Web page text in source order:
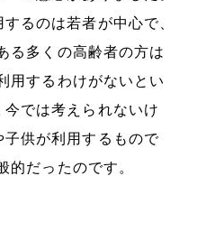
するのは若者が中心で
る多くの高齢者の方は
用するわけがないとい
今では考えられないけ
子供が利用するもので
的だったのです 。